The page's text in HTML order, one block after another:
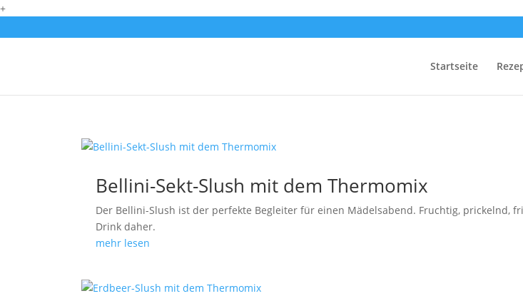
+
Startseite
Bellini-Sekt-Slush mit dem Thermomix
Der Bellini-Slush ist der perfekte Begleiter für einen Mädelsabend. Fruchtig, prickelnd,
Drink daher.
mehr lesen